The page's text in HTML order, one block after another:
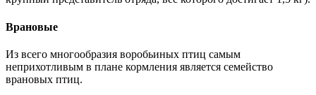
Врановые
Из всего многообразия воробьиных птиц самым
неприхотливым в плане кормления является семейство
врановых птиц.